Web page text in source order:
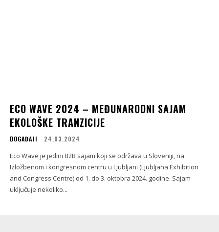
ECO WAVE 2024 – MEĐUNARODNI SAJAM
EKOLOŠKE TRANZICIJE
DOGAĐAJI 24.03.2024
Eco Wave je jedini B2B sajam koji se održava u Sloveniji, na
Izložbenom i kongresnom centru u Ljubljani (Ljubljana Exhibition
and Congress Centre) od 1. do 3. oktobra 2024. godine. Sajam
uključuje nekoliko...